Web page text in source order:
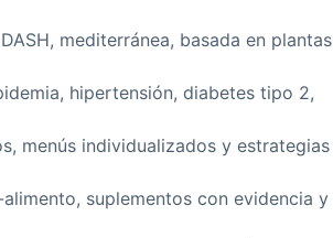
mediterránea, basada en plantas
hipertensión, diabetes tipo 2,
menús individualizados y estrategias
suplementos con evidencia y